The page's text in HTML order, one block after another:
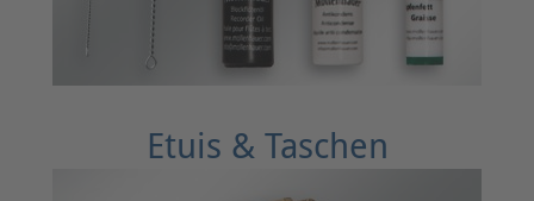
Etuis & Taschen